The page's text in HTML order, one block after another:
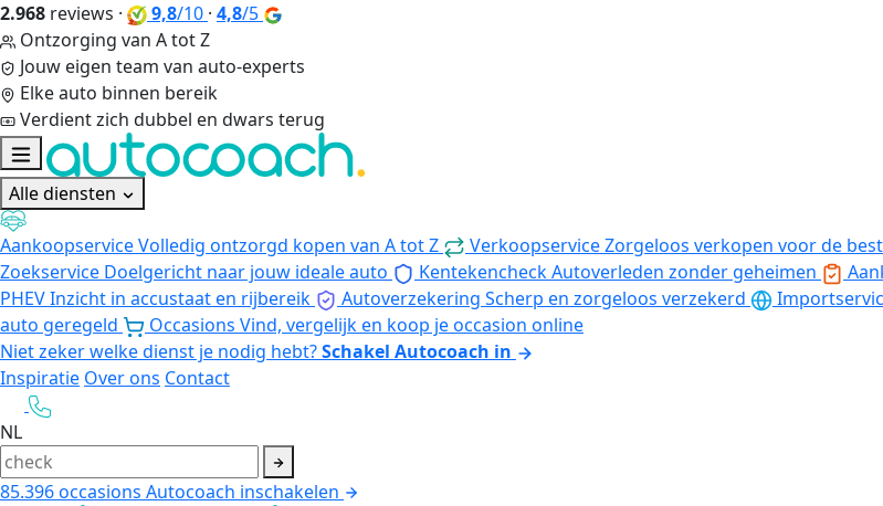
2.968 reviews · 9,8/10 · 4,8/5
Ontzorging van A tot Z
Jouw eigen team van auto-experts
Elke auto binnen bereik
Verdient zich dubbel en dwars terug
Alle diensten
AankoopserviceVolledig ontzorgd kopen van A tot Z VerkoopserviceZorgeloos verkopen voor de
Zoekservice Doelgericht naar jouw ideale auto KentekencheckAutoverleden zonder geheimen
PHEVInzicht in accustaat en rijbereik Autoverzekering Scherp en zorgeloos verzekerd
auto geregeld
Occasions Vind, vergelijk en koop je occasion online
Niet zeker welke dienst je nodig hebt?Schakel Autocoach in
Inspiratie Over ons Contact
NL
85.396occasions Autocoach inschakelen